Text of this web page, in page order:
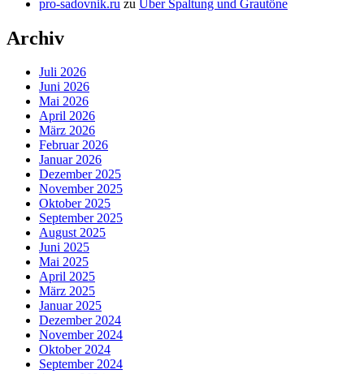
pro-sadovnik.ru zu Über Spaltung und Grautöne
Archiv
Juli 2026
Juni 2026
Mai 2026
April 2026
März 2026
Februar 2026
Januar 2026
Dezember 2025
November 2025
Oktober 2025
September 2025
August 2025
Juni 2025
Mai 2025
April 2025
März 2025
Januar 2025
Dezember 2024
November 2024
Oktober 2024
September 2024